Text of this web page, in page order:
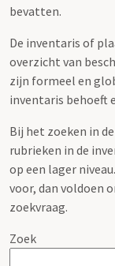
bevatten.
De inventaris of
overzicht van
zijn formeel en
inventaris behoeft
Bij het zoeken in
rubrieken in de
op een lager
voor, dan voldoen
zoekvraag.
Zoek